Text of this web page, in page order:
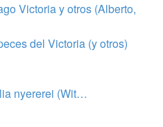
Victoria y otros (Alberto,
del Victoria (y otros)
nyererei (Wit…